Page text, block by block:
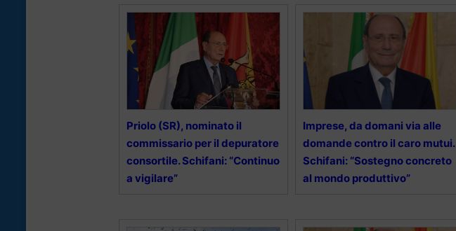
Priolo (SR), nominato il
commissario per il depuratore
consortile. Schifani: “Continuo
a vigilare”
Imprese, da domani via alle
domande contro il caro mutui.
Schifani: “Sostegno concreto
al mondo produttivo”